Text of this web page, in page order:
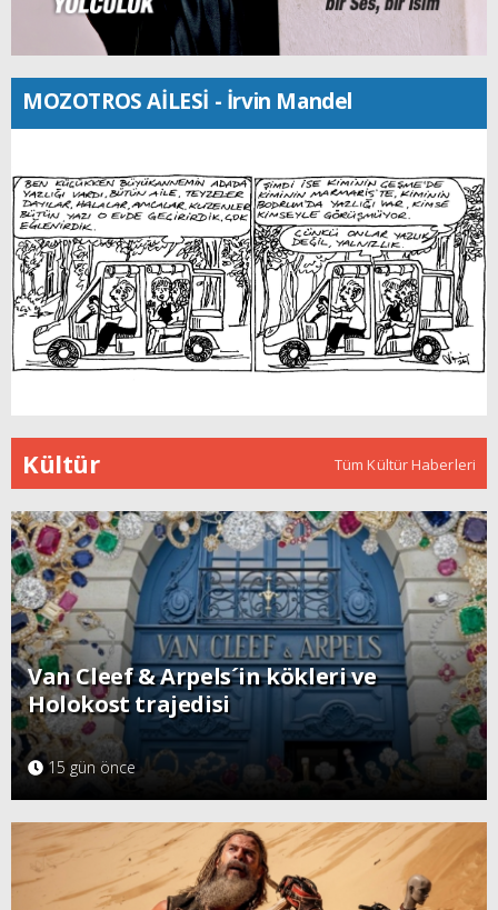
MOZOTROS AİLESİ - İrvin Mandel
Kültür Tüm Kültür Haberleri
Van Cleef & Arpels´in kökleri ve
Holokost trajedisi
15 gün önce